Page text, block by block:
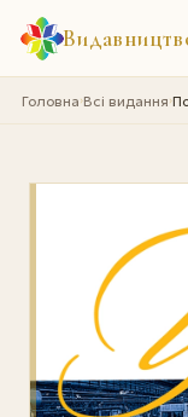
Головна›Всі видання›